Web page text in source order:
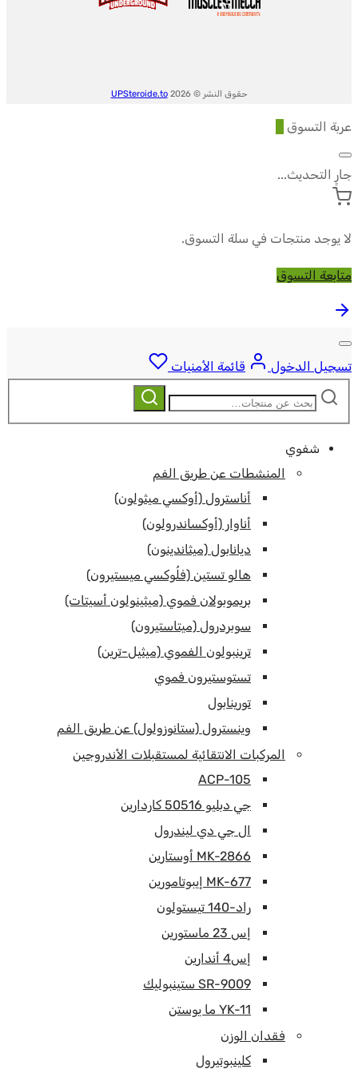
حقوق النشر © 2026 UPSteroide.to
عربة التسوق
جارٍ التحديث...
لا يوجد منتجات في سلة التسوق.
متابعة التسوق
تسجيل الدخول
قائمة الأمنيات
ابحث
بحث
شفوي
المنشطات عن طريق الفم
أناسترول (أوكسي ميثولون)
أناوار (أوكساندرولون)
ديانابول (ميثاندينون)
هالو تستين (فلُوكسي ميستيرون)
بريموبولان فموي (ميثينولون أسيتات)
سوبردرول (ميتاستيرون)
ترينبولون الفموي (ميثيل-ترين)
تستوستيرون فموي
تورينابول
وينسترول (ستانوزولول) عن طريق الفم
المركبات الانتقائية لمستقبلات الأندروجين
ACP-105
جي دبليو 50516 كاردارين
ال جي دي ليندرول
MK-2866 أوستارين
MK-677 إيبوتامورين
راد-140 تيستولون
إس 23 ماستورين
إس4 أندارين
SR-9009 ستينبوليك
YK-11 ما يوستن
فقدان الوزن
كلينبوتيرول